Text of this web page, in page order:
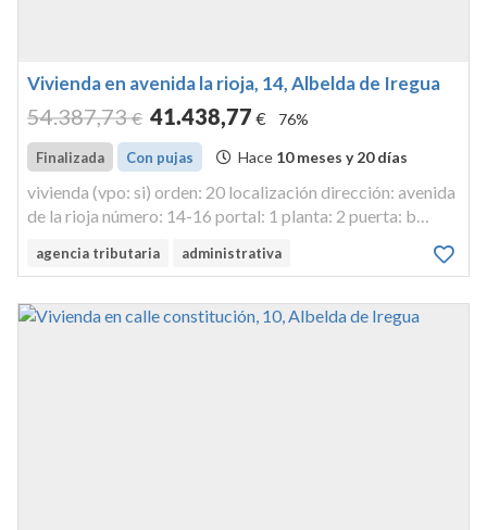
Vivienda en avenida la rioja, 14, Albelda de Iregua
54.387,73 € 41.438,77 € 76%
Finalizada Con pujas Hace 10 meses y 20 días
vivienda (vpo: si) orden: 20 localización dirección: avenida
de la rioja número: 14-16 portal: 1 planta: 2 puerta: b
linderos: norte, finca de esteban y otros sur, vivienda tipo
agencia tributaria administrativa